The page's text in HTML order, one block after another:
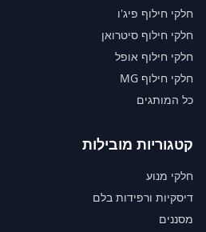
חלקי חילוף פיג'ו
חלקי חילוף סיטרואן
חלקי חילוף אופל
חלקי חילוף MG
כל המותגים
קטגוריות מובילות
חלקי מנוע
דיסקיות ורפידות בלם
מסננים